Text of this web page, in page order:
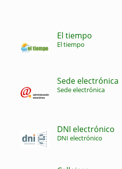
El tiempo
El tiempo
Sede electrónica
Sede electrónica
DNI electrónico
DNI electrónico